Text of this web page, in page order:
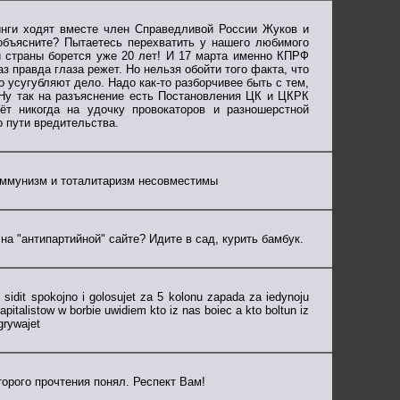
ходят вместе член Справедливой России Жуков и
Пытаетесь перехватить у нашего любимого
страны борется уже 20 лет! И 17 марта именно КПРФ
правда глаза режет. Но нельзя обойти того факта, что
дело. Надо как-то разборчивее быть с тем,
так на разъяснение есть Постановления ЦК и ЦКРК
на удочку провокаторов и разношерстной
пути вредительства.
и тоталитаризм несовместимы
сайте? Идите в сад, курить бамбук.
spokojno i golosujet za 5 kolonu zapada za iedynoju
w borbie uwidiem kto iz nas boiec a kto boltun iz
прочтения понял. Респект Вам!